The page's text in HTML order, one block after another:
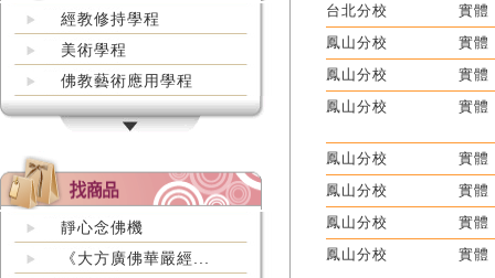
經教修持學程
美術學程
佛教藝術應用學程
靜心念佛機
《大方廣佛華嚴經...
台北分校
實體
鳳山分校
實體
鳳山分校
實體
鳳山分校
實體
鳳山分校
實體
鳳山分校
實體
鳳山分校
實體
鳳山分校
實體